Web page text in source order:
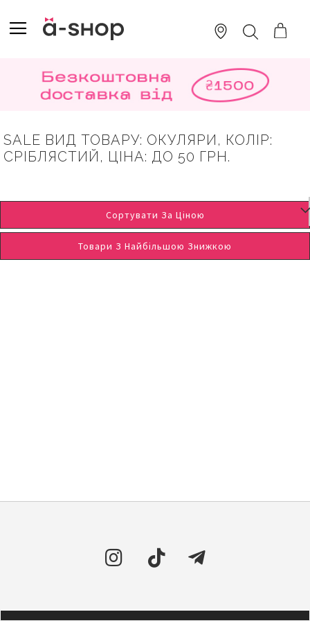
TO
CONTENT
ПОШУК
SALE ВИД ТОВАРУ: ОКУЛЯРИ, КОЛІР:
СРІБЛЯСТИЙ, ЦІНА: ДО 50 ГРН.
Сортувати За Ціною
Товари З Найбільшою Знижкою